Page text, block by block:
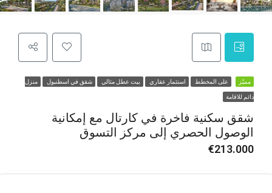
مميّز على المخطط استثمار عقاري بيت عطل مثالي شقق في اسطنبول منزل
دائم للاقامة
شقق سكنية فاخرة في كارتال مع إمكانية
الوصول الحصري إلى مركز التسوق
€213.000